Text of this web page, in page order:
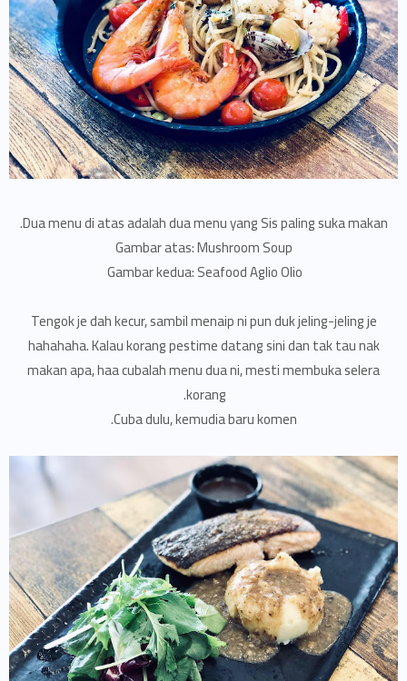
Dua menu di atas adalah dua menu yang Sis paling suka makan.
Gambar atas: Mushroom Soup
Gambar kedua: Seafood Aglio Olio
Tengok je dah kecur, sambil menaip ni pun duk jeling-jeling je
hahahaha. Kalau korang pestime datang sini dan tak tau nak
makan apa, haa cubalah menu dua ni, mesti membuka selera
korang.
Cuba dulu, kemudia baru komen.